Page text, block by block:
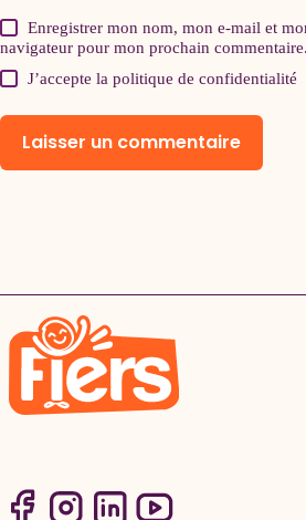
Enregistrer mon nom, mon e-mail et
navigateur pour mon prochain commentaire.
J’accepte lapolitique de confidentialité
Laisser un commentaire